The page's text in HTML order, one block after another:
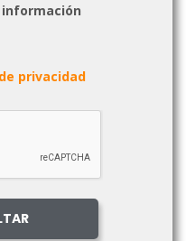
información
privacidad